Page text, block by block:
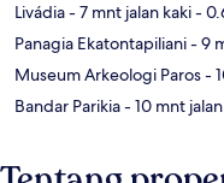
Livádia- 7 mnt jalan kaki-
Panagia Ekatontapiliani- 9
Museum Arkeologi Paros-
Bandar Parikia- 10 mnt